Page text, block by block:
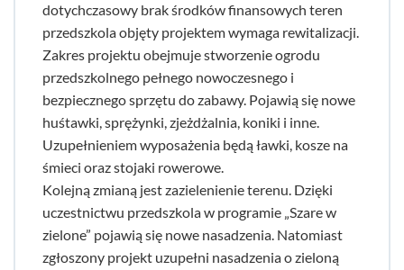
dotychczasowy brak środków finansowych teren
przedszkola objęty projektem wymaga rewitalizacji.
Zakres projektu obejmuje stworzenie ogrodu
przedszkolnego pełnego nowoczesnego i
bezpiecznego sprzętu do zabawy. Pojawią się nowe
huśtawki, sprężynki, zjeżdżalnia, koniki i inne.
Uzupełnieniem wyposażenia będą ławki, kosze na
śmieci oraz stojaki rowerowe.
Kolejną zmianą jest zazielenienie terenu. Dzięki
uczestnictwu przedszkola w programie „Szare w
zielone” pojawią się nowe nasadzenia. Natomiast
zgłoszony projekt uzupełni nasadzenia o zieloną